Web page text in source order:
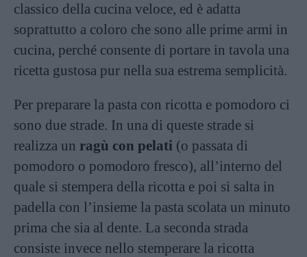
classico della cucina veloce, ed è adatta
soprattutto a coloro che sono alle prime armi in
cucina, perché consente di portare in tavola una
ricetta gustosa pur nella sua estrema semplicità.
Per preparare la pasta con ricotta e pomodoro ci
sono due strade. In una di queste strade si
realizza un ragù con pelati (o passata di
pomodoro o pomodoro fresco), all’interno del
quale si stempera della ricotta e poi si salta in
padella con l’insieme la pasta scolata un minuto
prima che sia al dente. La seconda strada
consiste invece nello stemperare la ricotta